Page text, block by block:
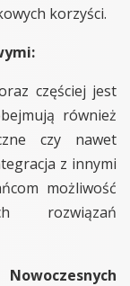
korzyści.
częściej jest
również
czy nawet
z innymi
możliwość
rozwiązań